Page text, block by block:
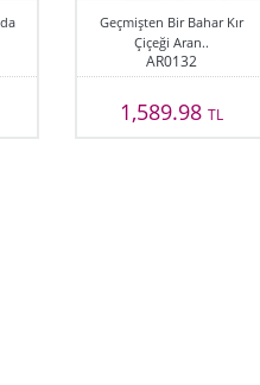
Geçmişten Bir Bahar Kır
Çiçeği Aran..
AR0132
1,589.98TL